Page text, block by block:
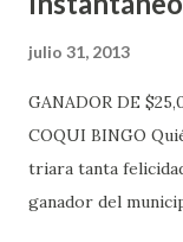
julio 31, 2013
GANADOR DE
COQUI BINGO
triara tanta
ganador del